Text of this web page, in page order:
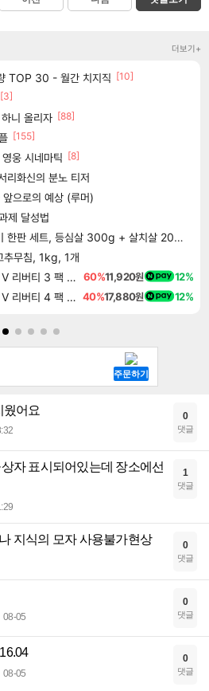
더보기+
TOP 30 - 월간 치지직 [10]
[3]
니 올리자 [88]
[155]
웅 시네마틱 [8]
리화신의 분노 티저
으로의 예상 (루머)
제 달성법
+ 살치살 200g + 부채살 200g + 갈비살 200g + 우삼겹 300g, 1.2kg, 1세트
추무침, 1kg, 1개
디제이맥스 리스펙트 V V 리버티 3 팩 DJMAX RESPECT V V Liberty 3 Pack DLC 60%11,920원 12%
디제이맥스 리스펙트 V V 리버티 4 팩 DJMAX RESPECT V V Liberty 4 Pack DLC 40%17,880원 12%
웠어요 0
댓글
자 표시되어있는데 장소에선
1
댓글
지식의 모자 사용불가현상 0
댓글
08-05
0
댓글
08-05
0
댓글